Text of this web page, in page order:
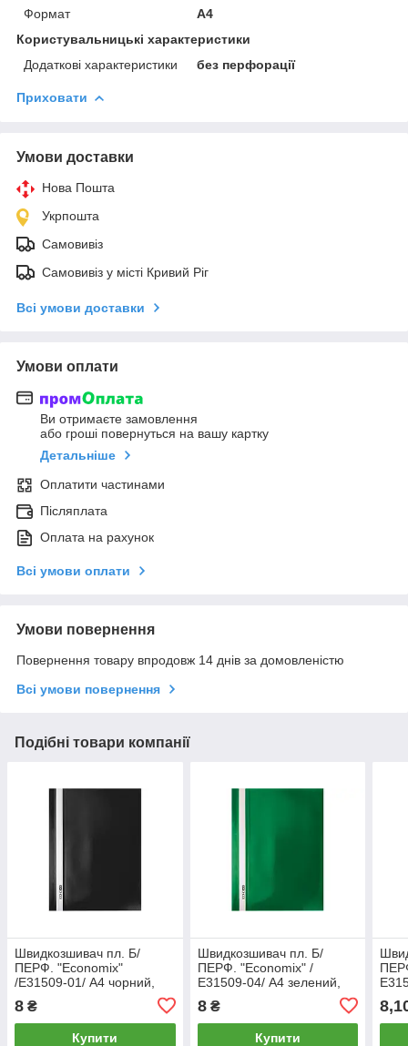
Формат
A4
Користувальницькі характеристики
Додаткові характеристики
без перфорації
Приховати
Умови доставки
Нова Пошта
Укрпошта
Самовивіз
Самовивіз у місті Кривий Ріг
Всі умови доставки
Умови оплати
Ви отримаєте замовлення
або гроші повернуться на вашу картку
Детальніше
Оплатити частинами
Післяплата
Оплата на рахунок
Всі умови оплати
Умови повернення
Повернення товару впродовж 14 днів за домовленістю
Всі умови повернення
Подібні товари компанії
Швидкозшивач пл. Б/
ПЕРФ. "Еconomix"
/E31509-01/ А4 чорний,
помаранч,120/160 мкм
(10/300)
8 ₴
Купити
Швидкозшивач пл. Б/
ПЕРФ. "Еconomix" /
Е31509-04/ А4 зелений,
помаранч,120/160 мкм
(10)
8₴
Купити
(10)